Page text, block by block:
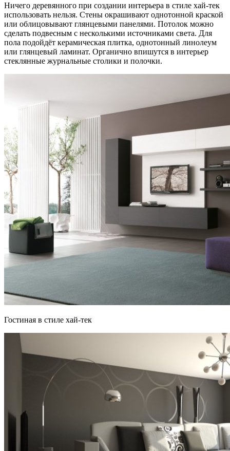
Ничего деревянного при создании интерьера в стиле хай-тек
использовать нельзя. Стены окрашивают однотонной краской
или облицовывают глянцевыми панелями. Потолок можно
сделать подвесным с несколькими источниками света. Для
пола подойдёт керамическая плитка, однотонный линолеум
или глянцевый ламинат. Органично впишутся в интерьер
стеклянные журнальные столики и полочки.
Гостиная в стиле хай-тек